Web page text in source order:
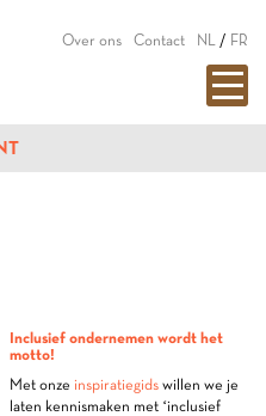
Over ons Contact NL / FR
Inclusief ondernemen wordt het
motto!
Met onze inspiratiegids willen we je
laten kennismaken met ‘inclusief